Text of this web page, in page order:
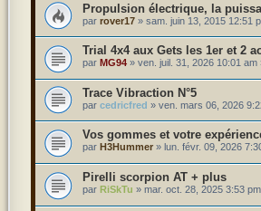
Propulsion électrique, la
par rover17» sam. juin 13, 2015 12:51
Trial 4x4 aux Gets les 1er et 2
par MG94» ven. juil. 31, 2026 10:01 am
Trace Vibraction N°5
par cedricfred » ven. mars 06, 2026
Vos gommes et votre
par H3Hummer» lun. févr. 09, 2026
Pirelli scorpion AT + plus
par RiSkTu » mar. oct. 28, 2025 3:53 pm